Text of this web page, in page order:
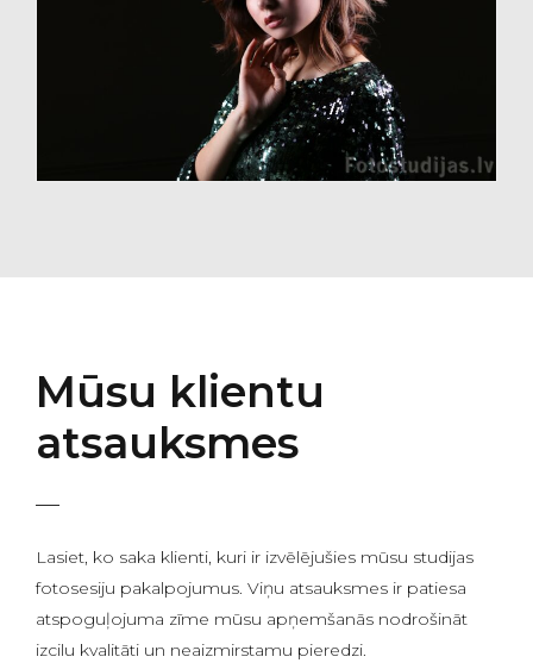
Mūsu klientu
atsauksmes
Lasiet, ko saka klienti, kuri ir izvēlējušies mūsu studijas
fotosesiju pakalpojumus. Viņu atsauksmes ir patiesa
atspoguļojuma zīme mūsu apņemšanās nodrošināt
izcilu kvalitāti un neaizmirstamu pieredzi.